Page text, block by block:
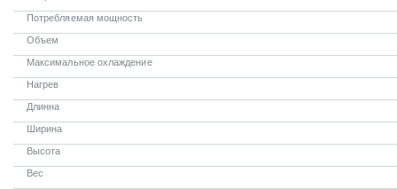
Потребляемая мощность
Объем
Максимальное охлаждение
Нагрев
Длинна
Ширина
Высота
Вес